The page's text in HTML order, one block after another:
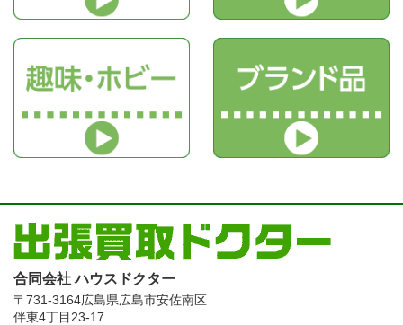
合同会社 ハウスドクター
〒731-3164広島県広島市安佐南区
伴東4丁目23-17